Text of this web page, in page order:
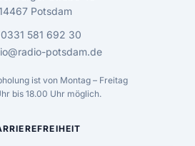
Potsdam
0331 581 692 30
potsdam.de
ist von Montag – Freitag
bis 18.00 Uhr möglich.